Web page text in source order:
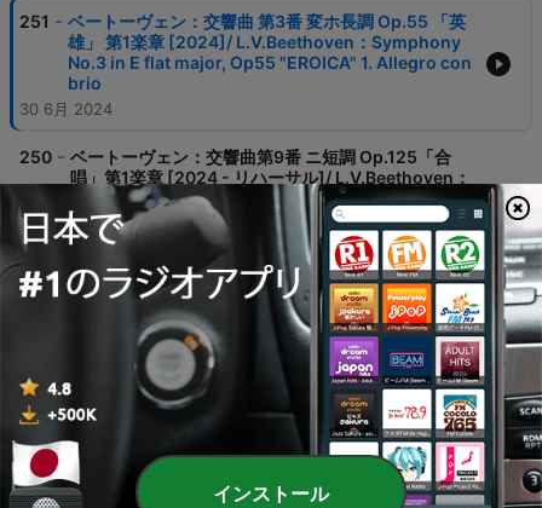
251 - ベートーヴェン：交響曲 第3番 変ホ長調 Op.55 「英
雄」 第1楽章 [2024]/ L.V.Beethoven：Symphony
No.3 in E flat major, Op55 "EROICA" 1. Allegro con
brio
30 6月 2024
250 - ベートーヴェン：交響曲第9番 ニ短調 Op.125「合
唱」第1楽章 [2024 - リハーサル]/ L.V.Beethoven：
Symphony No.9 in D minor, Op.125 "Choral" 1.
Allegro ma non troppo, un poco maestoso
02 6月 2024
249 - リヒャルト・シュトラウス：交響詩《死と変容》作
品 24 [2024] / Richard Strauss：Tod und
Verklarung Op.24
248 - ブラームス：間奏曲 イ長調（6つのピアノ小品 作品
118 第2曲）[2024] / Johanes Brahms：
Intermezzo in A major, Op.118 No.2
04 5月 2024
インストール